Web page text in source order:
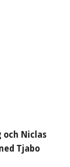
och Niclas
Tjabo